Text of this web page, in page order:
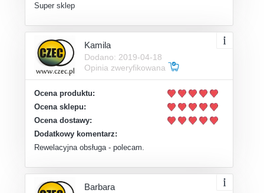
Super sklep
Kamila
Dodano: 2019-04-18
Opinia zweryfikowana
Ocena produktu:
Ocena sklepu:
Ocena dostawy:
Dodatkowy komentarz:
Rewelacyjna obsługa - polecam.
Barbara